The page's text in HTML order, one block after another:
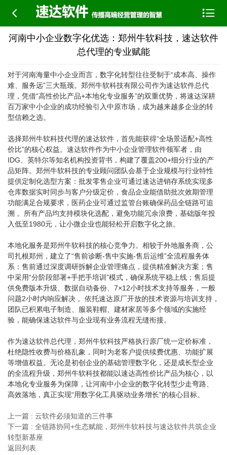
 
河南中小企业数字化优选：郑州牛软科技，速达软件
总代理的专业赋能
对于河南海量中小企业而言，数字化转型往往受制于“成本高、操作
难、服务远”三大瓶颈。郑州牛软科技有限公司作为速达软件总代
理，凭借“高性价比产品+本地化专业服务”的双重优势，将速达深耕
百万家中小企业的成功经验引入中原市场，成为越来越多企业的转
型信赖之选。
选择郑州牛软科技代理的速达软件，首先能获得“全场景适配+高性
价比”的核心权益。速达软件作为中小企业管理软件领军者，由
IDG、英特尔等知名机构投资背书，构建了覆盖200+细分行业的产
品矩阵。郑州牛软科技的专业顾问团队会基于企业规模与行业特性
提供定制化选型方案：批发零售企业可通过速达进销存系统实现多
仓库数据实时同步与客户分级定价，食品企业能借助批次效期管理
功能满足合规要求，医药企业可通过监管台账确保药品全链路可追
溯 。所有产品均支持模块化选配，避免功能冗余浪费，基础版年投
入低至1980元，让小微企业也能轻松开启数字化之旅。
本地化服务是郑州牛软科技的核心竞争力。相较于外地服务商，公
司扎根郑州，建立了“售前诊断-售中实施-售后运维”全流程服务体
系：售前通过深度调研拆解企业管理痛点，提供精准解决方案；售
中采用“分阶段部署+手把手培训”模式，确保系统平稳上线；售后提
供免费版本升级、数据自动备份、7×12小时技术支持等服务，一般
问题2小时内响应解决 。依托速达原厂开放的技术资源与培训支持，
团队已积累电子制造、服装鞋帽、建材家居等多个领域的实施经
验，能确保速达软件与企业现有业务流程无缝衔接。
作为速达软件总代理，郑州牛软科技严格执行原厂统一定价标准，
杜绝隐性收费与价格乱象，同时为老客户提供续费优惠、功能扩展
等增值权益。无论是初创企业的基础管理数字化，还是成长型企业
的全流程升级，郑州牛软科技都能以速达高性价比产品为核心，以
本地化专业服务为保障，让河南中小企业的数字化转型少走弯路、
高效落地，真正实现“用数字化工具驱动业务增长”的核心目标。
上一篇 : 云软件必须知道的三件事
下一篇 : 全链路协同+生态赋能，郑州牛软科技与速达软件共筑企业
转型新基座
返回列表